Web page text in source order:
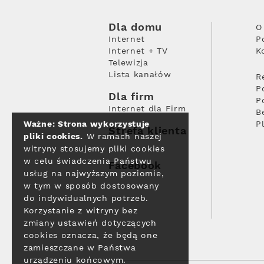
Dla domu
Internet
Internet + TV
Telewizja
Lista kanałów
Dla firm
Internet dla Firm
Strefa klienta
Facebook
Ważne: Strona wykorzystuje
pliki cookies. W ramach naszej
witryny stosujemy pliki cookies
w celu świadczenia Państwu
usług na najwyższym poziomie,
w tym w sposób dostosowany
do indywidualnych potrzeb.
Korzystanie z witryny bez
zmiany ustawień dotyczących
cookies oznacza, że będą one
zamieszczane w Państwa
urządzeniu końcowym.